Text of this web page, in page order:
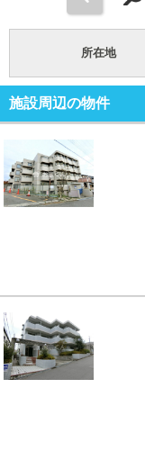
所在地
施設周辺の物件